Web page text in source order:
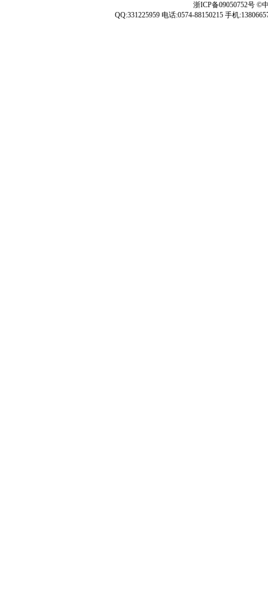
浙ICP备09050752号 ©
QQ:331225959 电话:0574-88150215 手机